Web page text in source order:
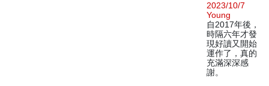
2023/10/7
Young
自2017年後，
時隔六年才發
現好讀又開始
運作了，真的
充滿深深感
謝。